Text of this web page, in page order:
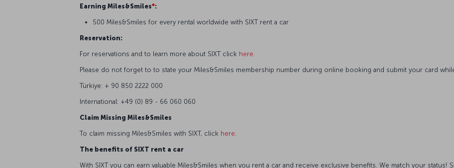
Earning Miles&Smiles*:
500 Miles&Smiles for every rental worldwide with SIXT rent a car
Reservation:
For reservations and to learn more about SIXT click here.
Please do not forget to to state your Miles&Smiles membership number during online booking and submit your card
Türkiye: + 90 850 2222 000
International: +49 (0) 89 - 66 060 060
Claim Missing Miles&Smiles
To claim missing Miles&Smiles with SIXT, click here
The benefits of SIXT rent a car
With SIXT you can earn valuable Miles&Smiles when you rent a car and receive exclusive benefits. We match your status!